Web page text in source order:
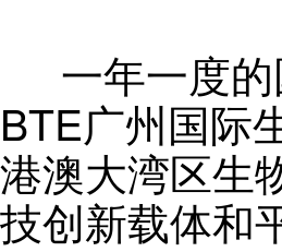
一年一度
BTE广州国际
港澳大湾区生
技创新载体和